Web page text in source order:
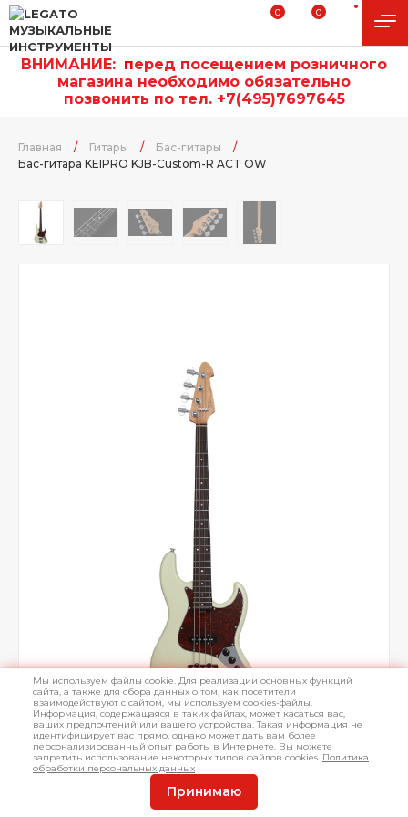
0 0
ВНИМАНИЕ: перед посещением розничного
магазина необходимо обязательно
позвонить по тел. +7(495)7697645
Главная / Гитары / Бас-гитары
/
Бас-гитара KEIPRO KJB-Custom-R ACT OW
Мы используем файлы cookie. Для реализации основных функций
сайта, а также для сбора данных о том, как посетители
взаимодействуют с сайтом, мы используем cookies-файлы.
Информация, содержащаяся в таких файлах, может касаться вас,
ваших предпочтений или вашего устройства. Такая информация не
идентифицирует вас прямо, однако может дать вам более
персонализированный опыт работы в Интернете. Вы можете
запретить использование некоторых типов файлов cookies. Политика
обработки персональных данных
Принимаю